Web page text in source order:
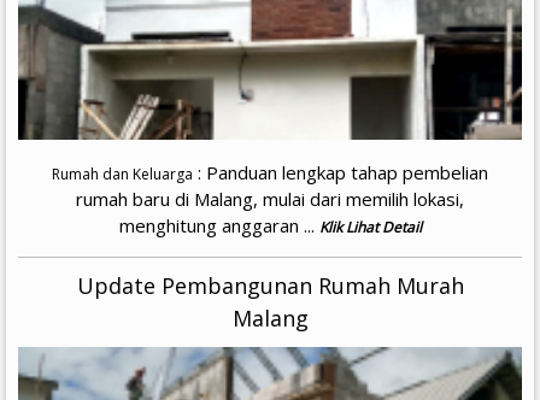
Rumah dan Keluarga : Panduan lengkap tahap pembelian
rumah baru di Malang, mulai dari memilih lokasi,
menghitung anggaran ... Klik Lihat Detail
Update Pembangunan Rumah Murah
Malang